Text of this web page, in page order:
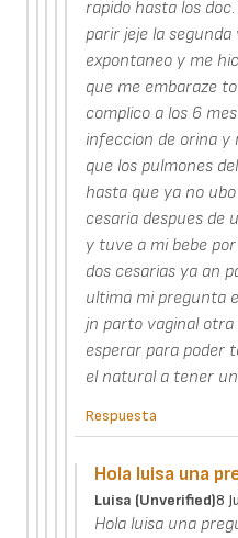
rapido hasta los
parir jeje la
expontaneo y me
que me embaraze
complico a los 6
infeccion de orina y
que los pulmones
hasta que ya no
cesaria despues de
y tuve a mi bebe
dos cesarias ya an
ultima mi pregunta
jn parto vaginal otra
esperar para poder
el natural a tener
Respuesta
Hola luisa una
Luisa (unverified)8
Hola luisa una